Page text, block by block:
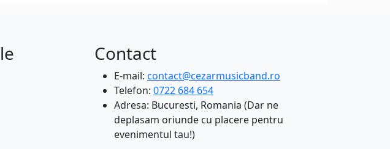
Contact
E-mail: contact@cezarmusicband.ro
Telefon: 0722 684 654
Adresa: Bucuresti, Romania (Dar ne
deplasam oriunde cu placere pentru
evenimentul tau!)